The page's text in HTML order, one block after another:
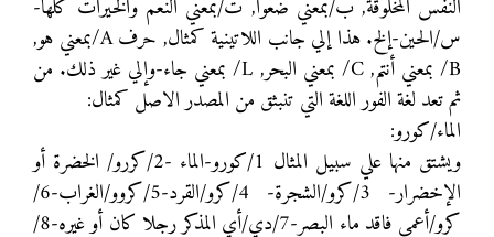
النفس المخلوقة, ب/بمعني ضعوا, ت/بمعني النعم والخيرات كلها-
س/الحين-إلخ. هذا إلي جانب اللاتينية كمثال, حرف A/بمعني هو,
B/ بمعني أنتم, C/ بمعني البحر, L/ بمعني جاء-وإلي غير ذلك. من
ثم تعد لغة الفور اللغة التي تنبثق من المصدر الاصل كمثال:
الماء/كورو:
ويشتق منها علي سبيل المثال 1/كورو-الماء -2/كررو/ الخضرة أو
الإخضرار- 3/كرو/الشجرة- 4/كرو/القرد-5/كروو/الغراب-6/
كرو/أعمي فاقد ماء البصر-7/دي/أي المذكر رجلا كان أو غيره-8/